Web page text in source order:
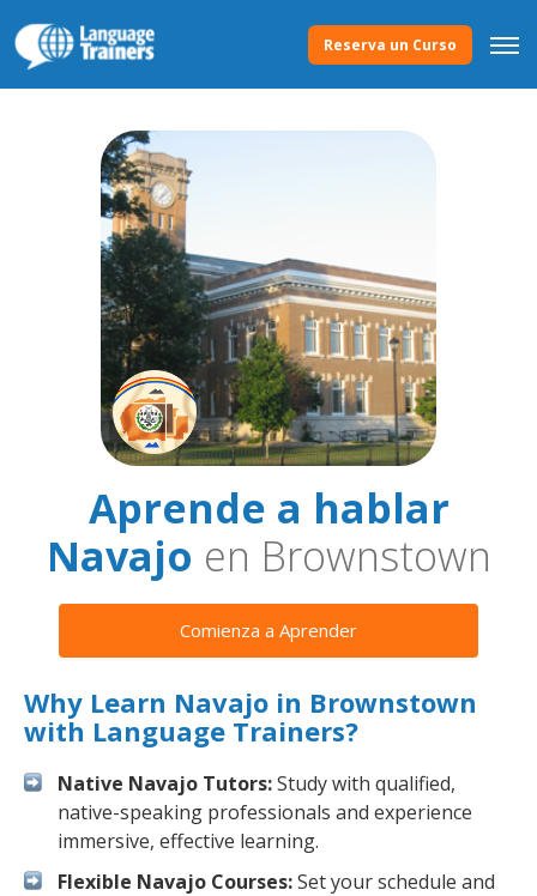
Reserva un Curso
Aprende a hablar
Navajo en Brownstown
Comienza a Aprender
Why Learn Navajo in Brownstown
with Language Trainers?
Native Navajo Tutors:Study with qualified,
native-speaking professionals and experience
immersive, effective learning.
Flexible Navajo Courses:Set your schedule and